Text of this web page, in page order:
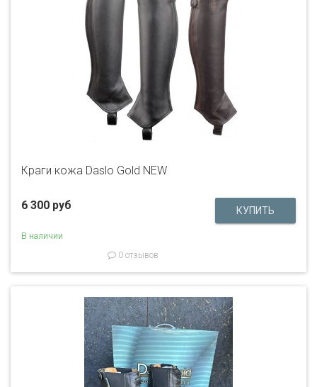
Краги кожа Daslo Gold NEW
6 300 руб
В наличии
0 отзывов